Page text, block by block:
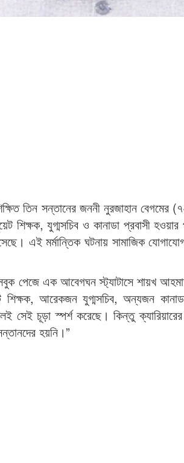
তিন সন্তানের জননী নুরজাহান বেগমের
শিক্ষক, যুগ্মসচিব ও কানাডা প্রবাসী
এই মর্মান্তিক ঘটনায় সামাজিক
পেজে এক আবেগঘন স্ট্যাটাসে শায়খ
আরেকজন যুগ্মসচিব, অন্যজন
সেই চূড়া স্পর্শ করেছে। কিন্তু
হয়নি।”